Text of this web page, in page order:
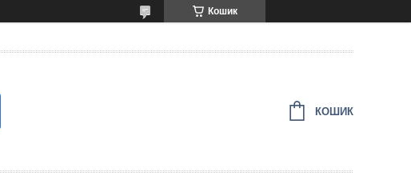
Кошик
КОШИК